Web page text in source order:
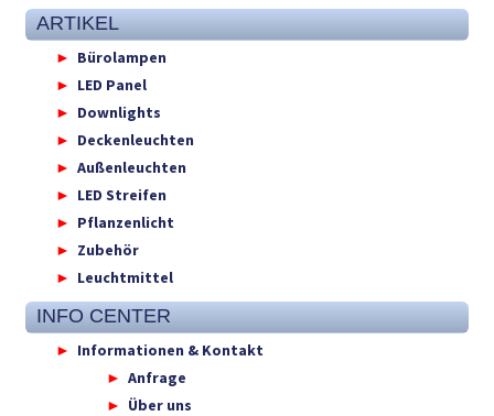
ARTIKEL
Bürolampen
LED Panel
Downlights
Deckenleuchten
Außenleuchten
LED Streifen
Pflanzenlicht
Zubehör
Leuchtmittel
INFO CENTER
Informationen & Kontakt
Anfrage
Über uns